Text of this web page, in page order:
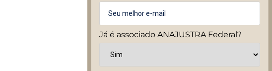
Já é associado ANAJUSTRA Federal?